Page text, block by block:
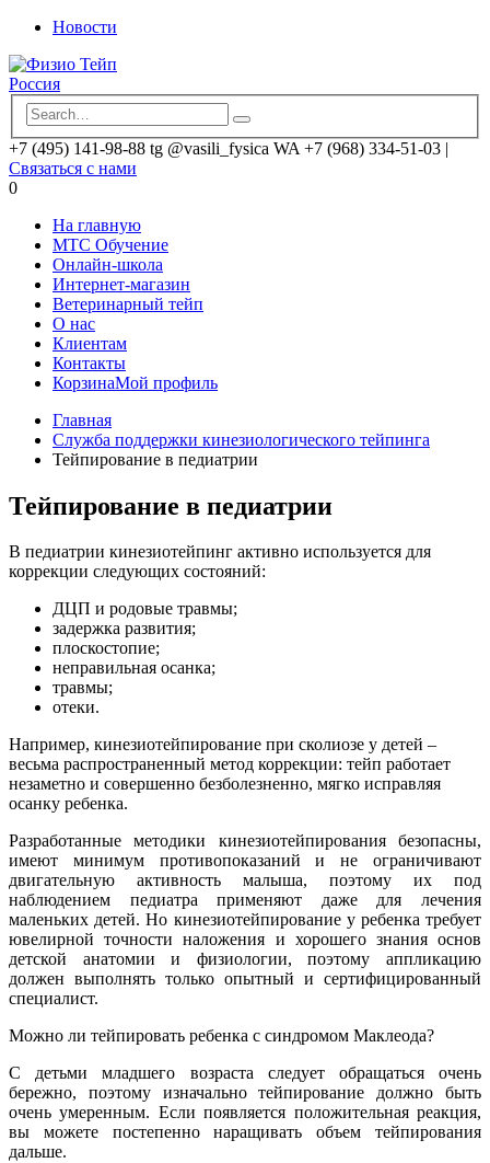
Новости
+7 (495) 141-98-88 tg @vasili_fysica WA +7 (968) 334-51-03 |
Связаться с нами
0
На главную
MTC Обучение
Онлайн-школа
Интернет-магазин
Ветеринарный тейп
О нас
Клиентам
Контакты
КорзинаМой профиль
Главная
Служба поддержки кинезиологического тейпинга
Тейпирование в педиатрии
Тейпирование в педиатрии
В педиатрии кинезиотейпинг активно используется для
коррекции следующих состояний:
ДЦП и родовые травмы;
задержка развития;
плоскостопие;
неправильная осанка;
травмы;
отеки.
Например, кинезиотейпирование при сколиозе у детей –
весьма распространенный метод коррекции: тейп работает
незаметно и совершенно безболезненно, мягко исправляя
осанку ребенка.
Разработанные методики кинезиотейпирования безопасны,
имеют минимум противопоказаний и не ограничивают
двигательную активность малыша, поэтому их под
наблюдением педиатра применяют даже для лечения
маленьких детей. Но кинезиотейпирование у ребенка требует
ювелирной точности наложения и хорошего знания основ
детской анатомии и физиологии, поэтому аппликацию
должен выполнять только опытный и сертифицированный
специалист.
Можно ли тейпировать ребенка с синдромом Маклеода?
С детьми младшего возраста следует обращаться очень
бережно, поэтому изначально тейпирование должно быть
очень умеренным. Если появляется положительная реакция,
вы можете постепенно наращивать объем тейпирования
дальше.